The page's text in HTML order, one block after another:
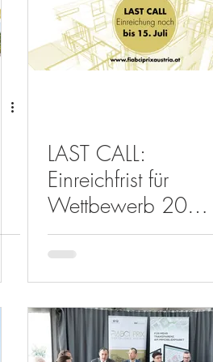
LAST CALL:
Einreichfrist für
Wettbewerb 2020
läuft noch bis 15.
Juli!